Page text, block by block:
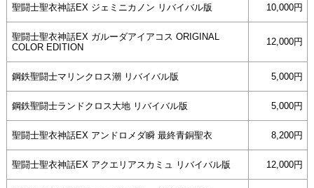
聖闘士聖衣神話EX ジェミニカノン リバイバル版 10,000円
聖闘士聖衣神話EX ガルーダアイアコス ORIGINAL
COLOR EDITION
12,000円
鋼鉄聖闘士マリンクロス潮 リバイバル版 5,000円
鋼鉄聖闘士ランドクロス大地 リバイバル版 5,000円
聖闘士聖衣神話EX アンドロメダ瞬 最終青銅聖衣 8,200円
聖闘士聖衣神話EX アクエリアスカミュ リバイバル版 12,000円